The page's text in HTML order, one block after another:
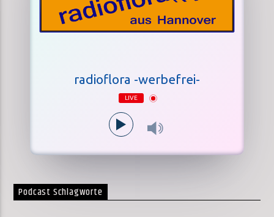
radioflora -werbefrei-
LIVE
Podcast Schlagworte